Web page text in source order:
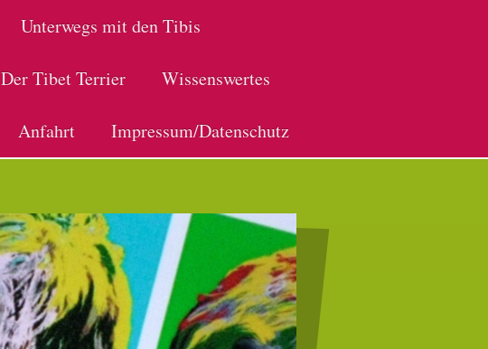
Unterwegs mit den Tibis
Der Tibet Terrier Wissenswertes
Anfahrt Impressum/Datenschutz